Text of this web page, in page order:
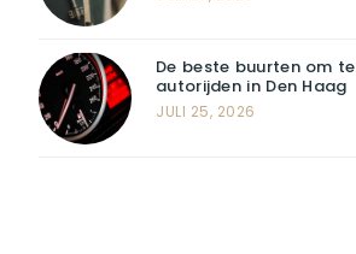
De beste buurten om
autorijden in Den Haag
JULI 25, 2026